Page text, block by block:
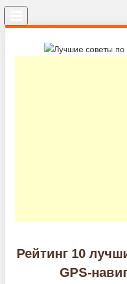
Рейтинг 10
GPS-